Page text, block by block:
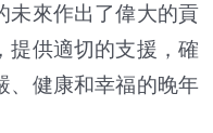
未來作出了偉大的貢
提供適切的支援，確
、健康和幸福的晚年